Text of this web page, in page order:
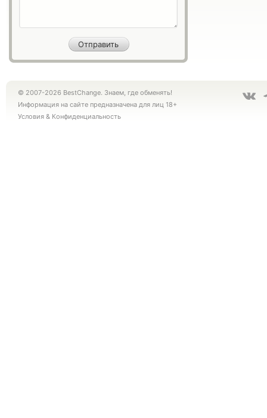
© 2007-2026 BestChange. Знаем, где обменять!
Информация на сайте предназначена для лиц 18+
Условия & Конфиденциальность